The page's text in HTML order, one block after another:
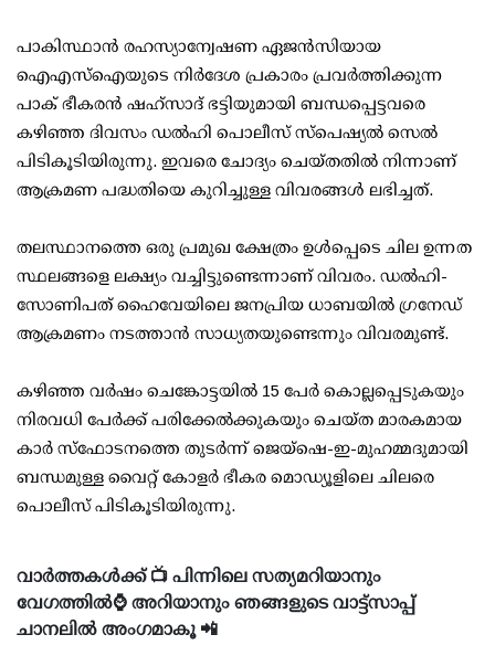
പാകിസ്ഥാൻ രഹസ്യാന്വേഷണ ഏജൻസിയായ
ഐഎസ്ഐയുടെ നിർദേശ പ്രകാരം പ്രവർത്തിക്കുന്ന
പാക് ഭീകരൻ ഷഹ്സാദ് ഭട്ടിയുമായി ബന്ധപ്പെട്ടവരെ
കഴിഞ്ഞ ദിവസം ഡൽഹി പൊലീസ് സ്പെഷ്യൽ സെൽ
പിടികൂടിയിരുന്നു. ഇവരെ ചോദ്യം ചെയ്തതിൽ നിന്നാണ്
ആക്രമണ പദ്ധതിയെ കുറിച്ചുള്ള വിവരങ്ങൾ ലഭിച്ചത്.
തലസ്ഥാനത്തെ ഒരു പ്രമുഖ ക്ഷേത്രം ഉൾപ്പെടെ ചില ഉന്നത
സ്ഥലങ്ങളെ ലക്ഷ്യം വച്ചിട്ടുണ്ടെന്നാണ് വിവരം. ഡൽഹി-
സോണിപത് ഹൈവേയിലെ ജനപ്രിയ ധാബയിൽ ഗ്രനേഡ്
ആക്രമണം നടത്താൻ സാധ്യതയുണ്ടെന്നും വിവരമുണ്ട്.
കഴിഞ്ഞ വർഷം ചെങ്കോട്ടയിൽ 15 പേർ കൊല്ലപ്പെടുകയും
നിരവധി പേർക്ക് പരിക്കേൽക്കുകയും ചെയ്ത മാരകമായ
കാർ സ്‌ഫോടനത്തെ തുടർന്ന് ജെയ്‌ഷെ-ഇ-മുഹമ്മദുമായി
ബന്ധമുള്ള വൈറ്റ് കോളർ ഭീകര മൊഡ്യൂളിലെ ചിലരെ
പൊലീസ് പിടികൂടിയിരുന്നു.
വാർത്തകൾക്ക് 📺 പിന്നിലെ സത്യമറിയാനും
വേഗത്തിൽ⌚ അറിയാനും ഞങ്ങളുടെ വാട്ട്സാപ്പ്
ചാനലിൽ അംഗമാകൂ 📲